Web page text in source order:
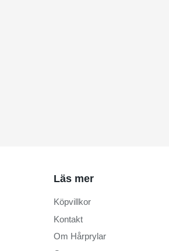
Läs mer
Köpvillkor
Kontakt
Om Hårprylar